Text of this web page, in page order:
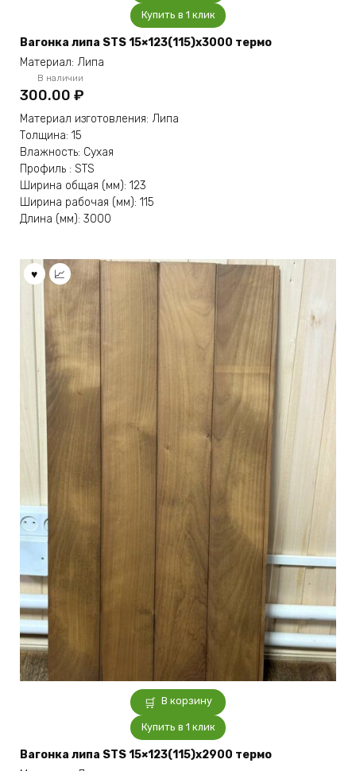
Купить в 1 клик
Вагонка липа STS 15×123(115)x3000 термо
Материал: Липа
В наличии
300.00 ₽
Материал изготовления: Липа
Толщина: 15
Влажность: Сухая
Профиль : STS
Ширина общая (мм): 123
Ширина рабочая (мм): 115
Длина (мм): 3000
В корзину
Купить в 1 клик
Вагонка липа STS 15×123(115)x2900 термо